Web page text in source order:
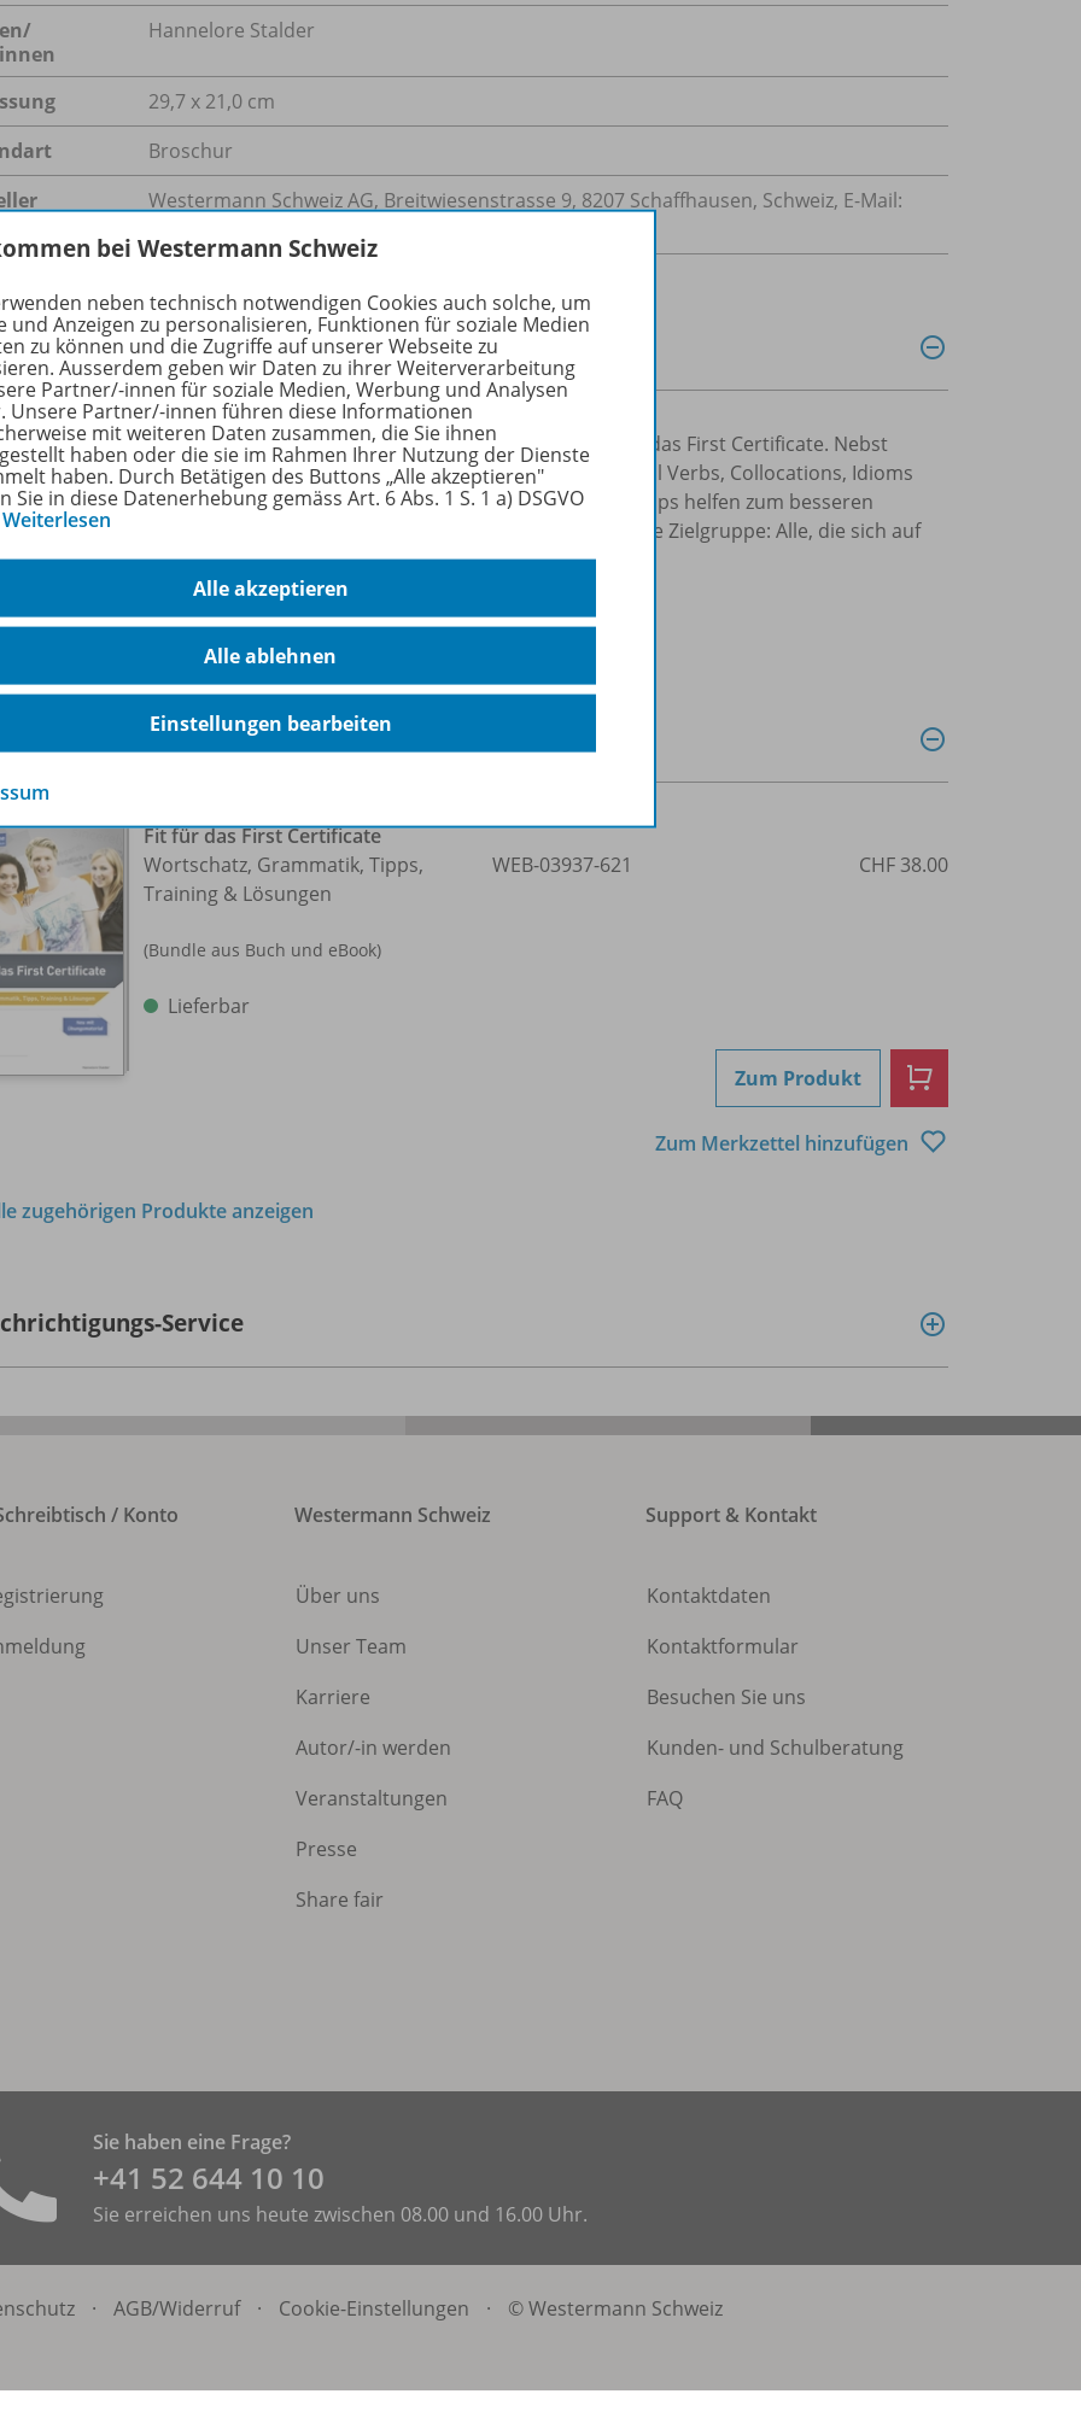
Hannelore Stalder
29,7 x 21,0 cm
Broschur
Westermann Schweiz AG, Breitwiesenstrasse 9, 8207 Schaffhausen, Schweiz, E-Mail:
Werk zur Prüfungsvorbereitung beinhaltet alle relevanten Themen für das First Certificate. Nebst
grossen Wortschatz mit Beispielsätzen umfasst das Buch zudem Phrasal Verbs, Collocations, Idioms
Phrases. Der Grammatikteil sowie die Erklärungen und Tipps helfen zum besseren
sind in Deutsch verfasst und erleichtern so das Lernen. Erweiterte Zielgruppe: Alle, die sich auf
Certificate vorbereiten wollen
Sie mehr über die Reihe
Produkte
Fit für das First Certificate
Wortschatz, Grammatik, Tipps,
Training & Lösungen
(Bundle aus Buch und eBook)
Lieferbar
WEB-03937-621 CHF 38.00
Zum Produkt
Zum Merkzettel hinzufügen
zugehörigen Produkte anzeigen
Service
/ Konto Westermann Schweiz
Über uns
Unser Team
Karriere
Autor/-in werden
Veranstaltungen
Presse
Share fair
Support & Kontakt
Kontaktdaten
Kontaktformular
Besuchen Sie uns
Kunden- und Schulberatung
FAQ
Sie haben eine Frage?
+41 52 644 10 10
Sie erreichen uns heute zwischen 08.00 und 16.00 Uhr.
· AGB/Widerruf · Cookie-Einstellungen · © Westermann Schweiz
bei Westermann Schweiz
neben technisch notwendigen Cookies auch solche, um
und Anzeigen zu personalisieren, Funktionen für soziale Medien
zu können und die Zugriffe auf unserer Webseite zu
Ausserdem geben wir Daten zu ihrer Weiterverarbeitung
Partner/-innen für soziale Medien, Werbung und Analysen
Unsere Partner/-innen führen diese Informationen
mit weiteren Daten zusammen, die Sie ihnen
haben oder die sie im Rahmen Ihrer Nutzung der Dienste
haben. Durch Betätigen des Buttons „Alle akzeptieren"
Sie in diese Datenerhebung gemäss Art. 6 Abs. 1 S. 1 a) DSGVO
Weiterlesen
Alle akzeptieren
Alle ablehnen
Einstellungen bearbeiten